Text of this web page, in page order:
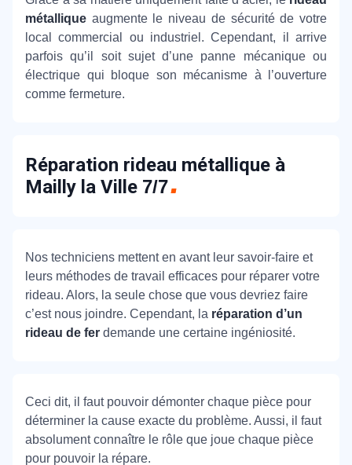
métallique augmente le niveau de sécurité de votre
local commercial ou industriel. Cependant, il arrive
parfois qu’il soit sujet d’une panne mécanique ou
électrique qui bloque son mécanisme à l’ouverture
comme fermeture.
Réparation rideau métallique à
Mailly la Ville 7/7
Nos techniciens mettent en avant leur savoir-faire et
leurs méthodes de travail efficaces pour réparer votre
rideau. Alors, la seule chose que vous devriez faire
c’est nous joindre. Cependant, la réparation d’un
rideau de fer demande une certaine ingéniosité.
Ceci dit, il faut pouvoir démonter chaque pièce pour
déterminer la cause exacte du problème. Aussi, il faut
absolument connaître le rôle que joue chaque pièce
pour pouvoir la répare.